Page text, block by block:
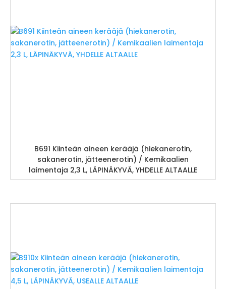
B691 Kiinteän aineen kerääjä (hiekanerotin,
sakanerotin, jätteenerotin) / Kemikaalien
laimentaja 2,3 L, LÄPINÄKYVÄ, YHDELLE ALTAALLE